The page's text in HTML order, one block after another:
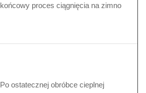
końcowy proces ciągnięcia na zimno
Po ostatecznej obróbce cieplnej